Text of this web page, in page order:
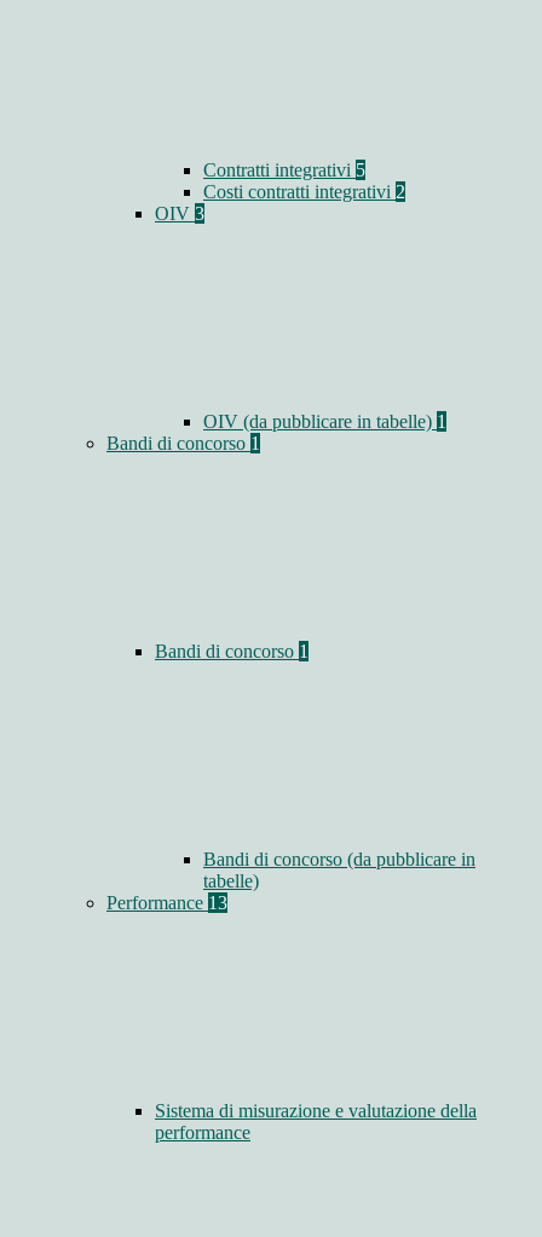
Contratti integrativi 5
Costi contratti integrativi 2
OIV 3
OIV (da pubblicare in tabelle) 1
Bandi di concorso 1
Bandi di concorso 1
Bandi di concorso (da pubblicare in
tabelle)
Performance 13
Sistema di misurazione e valutazione della
performance